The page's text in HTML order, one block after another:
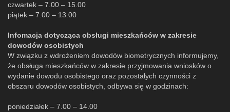
czwartek – 7.00 – 15.00
piątek – 7.00 – 13.00
Infomacja dotycząca obsługi mieszkańców w zakresie
dowodów osobistych
W związku z wdrożeniem dowodów biometrycznych informujemy,
że obsługa mieszkańców w zakresie przyjmowania wniosków o
wydanie dowodu osobistego oraz pozostałych czynności z
obszaru dowodów osobistych, odbywa się w godzinach:
poniedziałek – 7.00 – 14.00